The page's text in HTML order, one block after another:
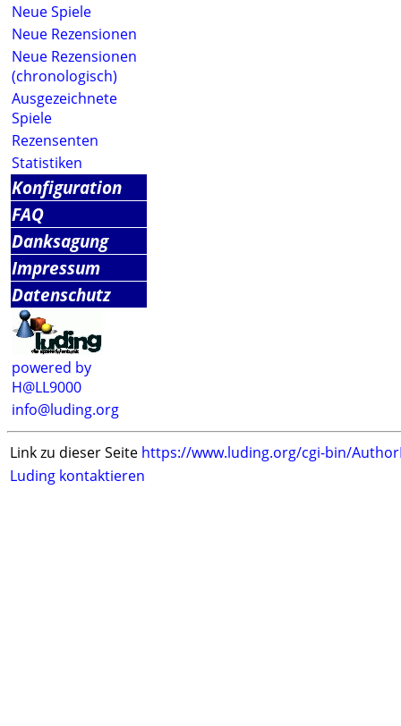
Neue Spiele
Neue Rezensionen
Neue Rezensionen
(chronologisch)
Ausgezeichnete
Spiele
Rezensenten
Statistiken
Konfiguration
FAQ
Danksagung
Impressum
Datenschutz
powered by
H@LL9000
info@luding.org
Link zu dieser Seite https://www.luding.org/cgi-bin/
Luding kontaktieren